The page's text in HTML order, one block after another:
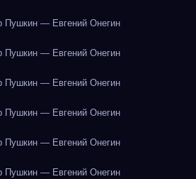
Пушкин — Евгений Онегин
Пушкин — Евгений Онегин
Пушкин — Евгений Онегин
Пушкин — Евгений Онегин
Пушкин — Евгений Онегин
Пушкин — Евгений Онегин